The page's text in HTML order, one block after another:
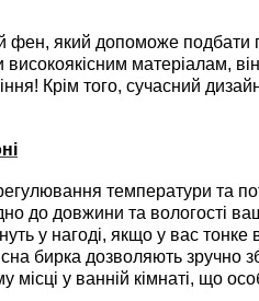
який допоможе подбати
матеріалам,
Крім того, сучасний
температури та
до довжини та вологості
у нагоді, якщо у вас
бирка дозволяють зручно
у ванній кімнаті, що